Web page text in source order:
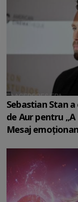
Sebastian Stan
de Aur pentru
Mesaj